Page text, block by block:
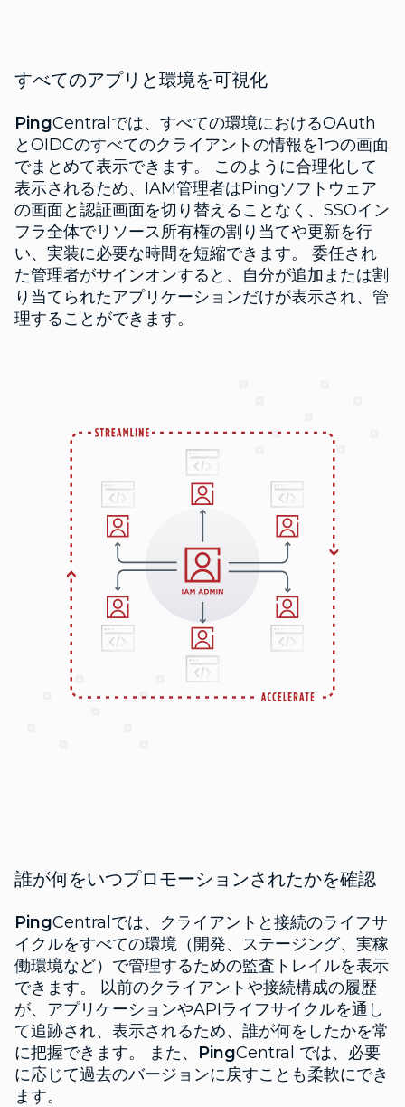
すべてのアプリと環境を可視化
PingCentralでは、すべての環境におけるOAuth
とOIDCのすべてのクライアントの情報を1つの画面
でまとめて表示できます。 このように合理化して
表示されるため、IAM管理者はPingソフトウェア
の画面と認証画面を切り替えることなく、SSOイン
フラ全体でリソース所有権の割り当てや更新を行
い、実装に必要な時間を短縮できます。 委任され
た管理者がサインオンすると、自分が追加または割
り当てられたアプリケーションだけが表示され、管
理することができます。
誰が何をいつプロモーションされたかを確認
PingCentralでは、クライアントと接続のライフサ
イクルをすべての環境（開発、ステージング、実稼
働環境など）で管理するための監査トレイルを表示
できます。 以前のクライアントや接続構成の履歴
が、アプリケーションやAPIライフサイクルを通し
て追跡され、表示されるため、誰が何をしたかを常
に把握できます。 また、 PingCentral では、必要
に応じて過去のバージョンに戻すことも柔軟にでき
ます。